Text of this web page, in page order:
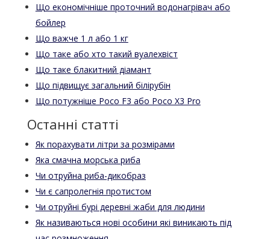
Що економічніше проточний водонагрівач або
бойлер
Що важче 1 л або 1 кг
Що таке або хто такий вуалехвіст
Що таке блакитний діамант
Що підвищує загальний білірубін
Що потужніше Poco F3 або Poco X3 Pro
Останні статті
Як порахувати літри за розмірами
Яка смачна морська риба
Чи отруйна риба-дикобраз
Чи є сапролегнія протистом
Чи отруйні бурі деревні жаби для людини
Як називаються нові особини які виникають під